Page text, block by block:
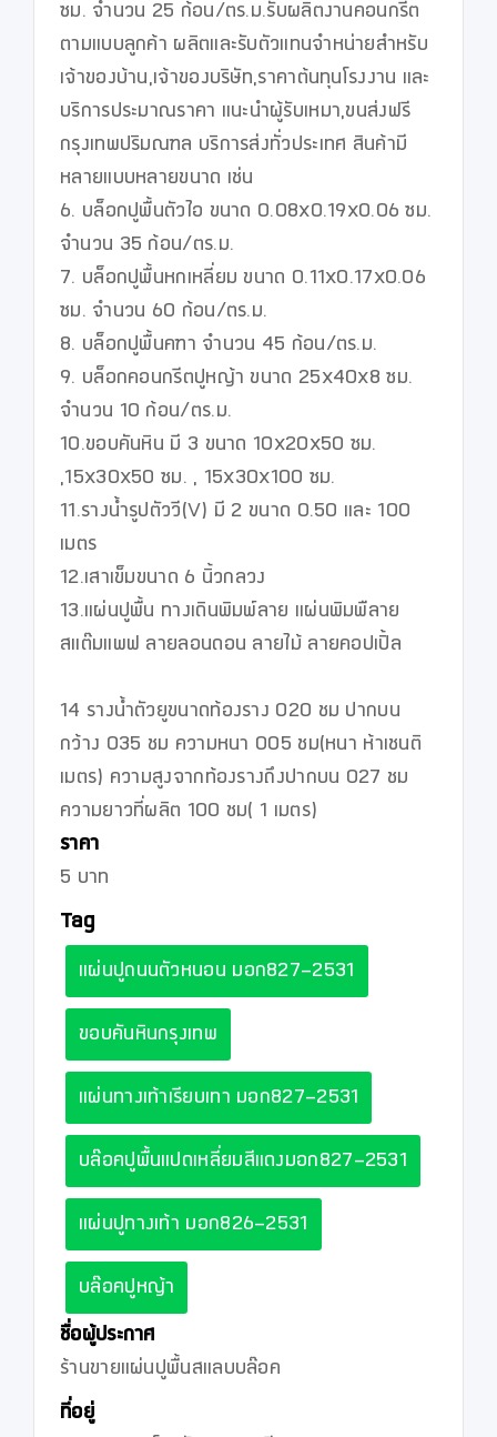
ซม. จำนวน 25 ก้อน/ตร.ม.รับผลิตงานคอนกรีต
ตามแบบลูกค้า ผลิตและรับตัวแทนจำหน่ายสำหรับ
เจ้าของบ้าน,เจ้าของบริษัท,ราคาต้นทุนโรงงาน และ
บริการประมาณราคา แนะนำผู้รับเหมา,ขนส่งฟรี
กรุงเทพปริมณฑล บริการส่งทั่วประเทศ สินค้ามี
หลายแบบหลายขนาด เช่น
6. บล็อกปูพื้นตัวไอ ขนาด 0.08x0.19x0.06 ซม.
จำนวน 35 ก้อน/ตร.ม.
7. บล็อกปูพื้นหกเหลี่ยม ขนาด 0.11x0.17x0.06
ซม. จำนวน 60 ก้อน/ตร.ม.
8. บล็อกปูพื้นคฑา จำนวน 45 ก้อน/ตร.ม.
9. บล็อกคอนกรีตปูหญ้า ขนาด 25x40x8 ซม.
จำนวน 10 ก้อน/ตร.ม.
10.ขอบคันหิน มี 3 ขนาด 10x20x50 ซม.
,15x30x50 ซม. , 15x30x100 ซม.
11.รางน้ำรูปตัววี(V) มี 2 ขนาด 0.50 และ 100
เมตร
12.เสาเข็มขนาด 6 นิ้วกลวง
13.แผ่นปูพื้น ทางเดินพิมพ์ลาย แผ่นพิมพืลาย
สแต๊มแพฟ ลายลอนดอน ลายไม้ ลายคอปเปิ้ล
14 รางน้ำตัวยูขนาดท้องราง 020 ชม ปากบน
กว้าง 035 ชม ความหนา 005 ชม(หนา ห้าเชนติ
เมตร) ความสูงจากท้องรางถึงปากบน 027 ชม
ความยาวที่ผลิต 100 ชม( 1 เมตร)
ราคา
5 บาท
Tag
แผ่นปูถนนตัวหนอน มอก827-2531
ขอบคันหินกรุงเทพ
แผ่นทางเท้าเรียบเทา มอก827-2531
บล๊อคปูพื้นแปดเหลี่ยมสีแดงมอก827-2531
แผ่นปูทางเท้า มอก826-2531
บล๊อคปูหญ้า
ชื่อผู้ประกาศ
ร้านขายแผ่นปูพื้นสแลบบล๊อค
ที่อยู่